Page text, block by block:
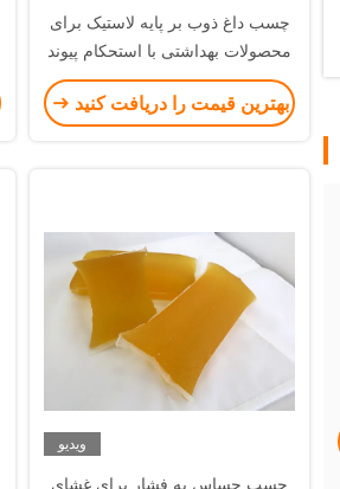
چسب داغ ذوب بر پایه لاستیک برای
محصولات بهداشتی با استحکام پیوند
بالا
بهترین قیمت را دریافت کنید
ویدیو
چسب حساس به فشار برای غشای